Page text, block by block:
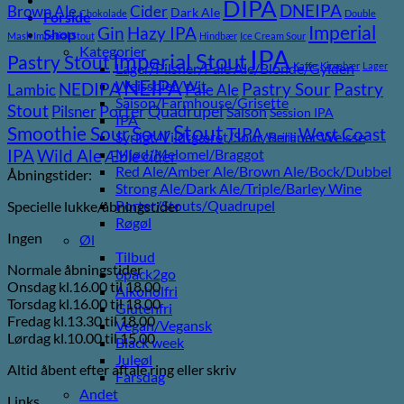
Forside
Shop
Kategorier
Lager/Pilsner/Pale Ale/Blonde/Gylden
Weissbier/Wit
Saison/Farmhouse/Grisette
IPA
Syrligt/Vildtgæret/Sour/Berliner Weisse
Mjød/Melomel/Braggot
Red Ale/Amber Ale/Brown Ale/Bock/Dubbel
Strong Ale/Dark Ale/Triple/Barley Wine
Porter/Stouts/Quadrupel
Røgøl
Øl
Tilbud
6pack2go
Alkoholfri
Glutenfri
Vegan/Vegansk
Black week
Juleøl
Farsdag
Andet
Brown Ale Chokolade Cider Dark Ale DIPA DNEIPA Double
Mash Imperial Stout Gin Hazy IPA Hindbær Ice Cream Sour Imperial
Pastry StoutImperial StoutIPA Kaffe Kirsebær Lager
LambicNEDIPANEIPAPale Ale Pastry Sour Pastry
StoutPilsnerPorterQuadrupelSaisonSession IPA
Smoothie SourSourStoutTIPA Vanilje West Coast
IPAWild AleÆble cider
Åbningstider:
Specielle lukke/åbningstider
Ingen
Normale åbningstider
Onsdag kl.16.00 til 18.00
Torsdag kl.16.00 til 18.00
Fredag kl.13.30 til 18.00
Lørdag kl.10.00 til 15.00
Altid åbent efter aftale ring eller skriv